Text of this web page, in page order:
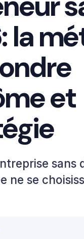
la
et
sans
ne se